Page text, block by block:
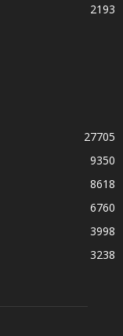
2193
27705
9350
8618
6760
3998
3238